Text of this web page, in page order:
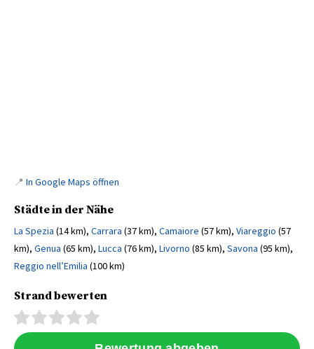
📍 In Google Maps öffnen
Städte in der Nähe
La Spezia (14 km), Carrara (37 km), Camaiore (57 km), Viareggio (57
km), Genua (65 km), Lucca (76 km), Livorno (85 km), Savona (95 km),
Reggio nell’Emilia (100 km)
Strand bewerten